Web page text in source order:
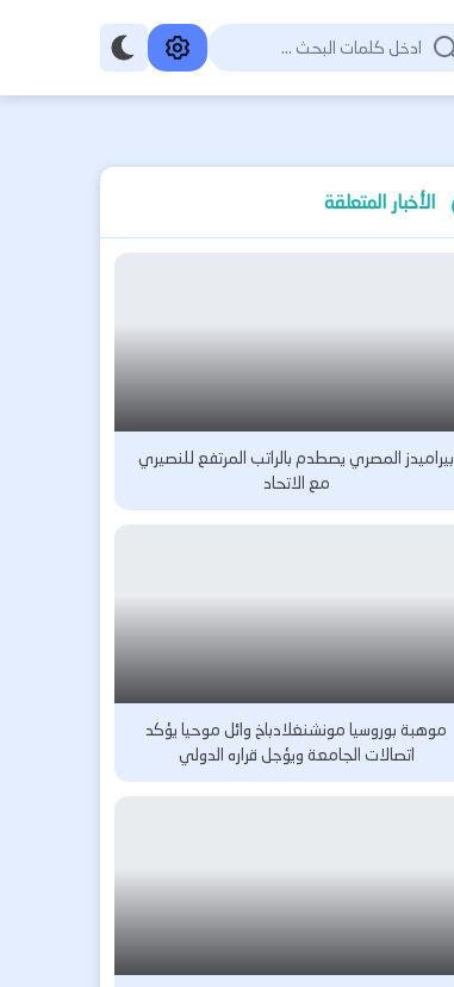
الأخبار المتعلقة
بيراميدز المصري يصطدم بالراتب المرتفع للنصيري
مع الاتحاد
موهبة بوروسيا مونشنغلادباخ وائل موحيا يؤكد
اتصالات الجامعة ويؤجل قراره الدولي